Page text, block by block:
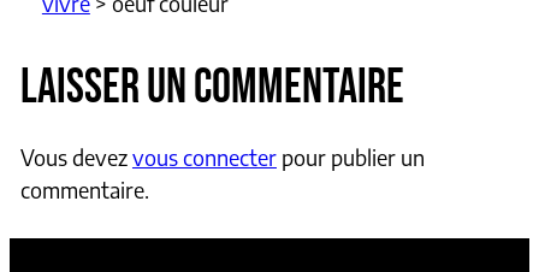
LAISSER UN COMMENTAIRE
Vous devezvous connecterpour publier un
commentaire.